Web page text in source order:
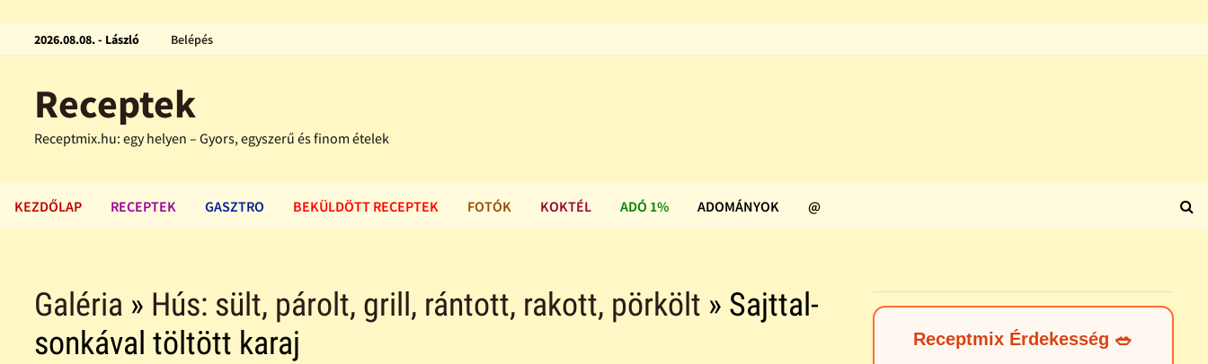
2026.08.08. - László Belépés
Receptek
Receptmix.hu: egy helyen – Gyors, egyszerű és finom ételek
KEZDŐLAP RECEPTEK GASZTRO BEKÜLDÖTT RECEPTEK FOTÓK KOKTÉL ADÓ 1% ADOMÁNYOK @
Galéria » Hús: sült, párolt, grill, rántott, rakott, pörkölt » Sajttal-
sonkával töltött karaj
Receptmix Érdekesség 🥗